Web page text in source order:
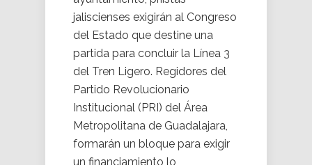
jaliscienses exigirán al Congreso
del Estado que destine una
partida para concluir la Línea 3
del Tren Ligero. Regidores del
Partido Revolucionario
Institucional (PRI) del Área
Metropolitana de Guadalajara,
formarán un bloque para exigir
un financiamiento lo